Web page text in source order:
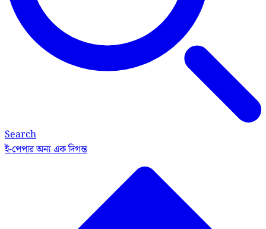
Search
ই-পেপারঅন্য এক দিগন্ত